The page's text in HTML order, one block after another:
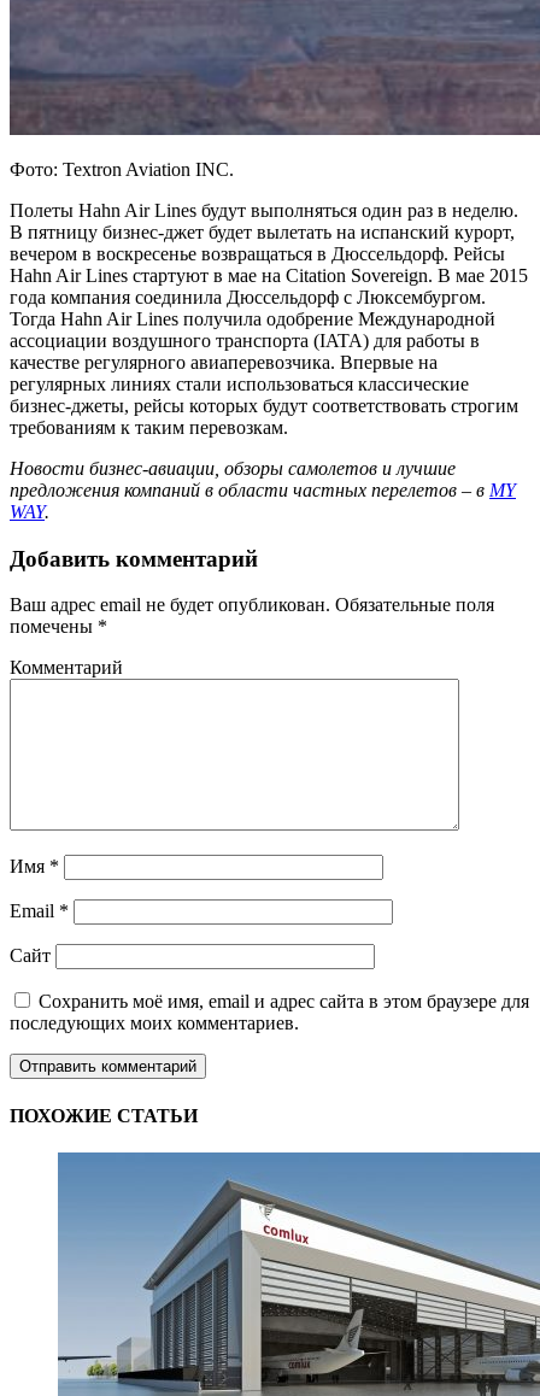
Фото: Textron Aviation INC.
Полеты Hahn Air Lines будут выполняться один раз в неделю.
В пятницу бизнес-джет будет вылетать на испанский курорт,
вечером в воскресенье возвращаться в Дюссельдорф. Рейсы
Hahn Air Lines стартуют в мае на Citation Sovereign. В мае 2015
года компания соединила Дюссельдорф с Люксембургом.
Тогда Hahn Air Lines получила одобрение Международной
ассоциации воздушного транспорта (IATA) для работы в
качестве регулярного авиаперевозчика. Впервые на
регулярных линиях стали использоваться классические
бизнес-джеты, рейсы которых будут соответствовать строгим
требованиям к таким перевозкам.
Новости бизнес-авиации, обзоры самолетов и лучшие
предложения компаний в области частных перелетов – в MY
WAY.
Добавить комментарий
Ваш адрес email не будет опубликован. Обязательные поля
помечены *
Комментарий
Имя *
Email *
Сайт
Сохранить моё имя, email и адрес сайта в этом браузере для
последующих моих комментариев.
ПОХОЖИЕ СТАТЬИ